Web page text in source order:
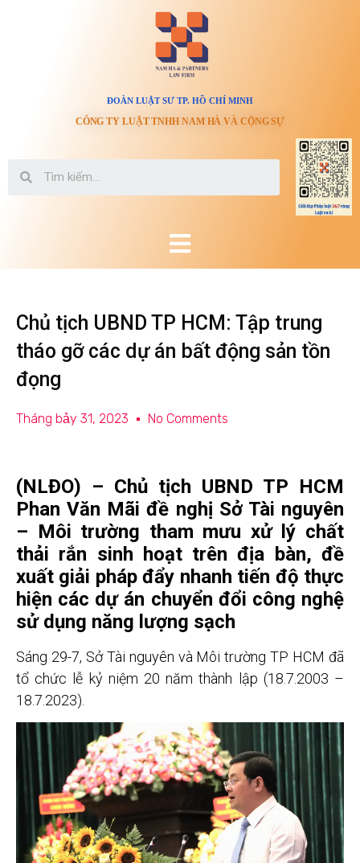
ĐOÀN LUẬT SƯ TP. HỒ CHÍ MINH
CÔNG TY LUẬT TNHH NAM HÀ VÀ CỘNG SỰ
Chủ tịch UBND TP HCM: Tập trung
tháo gỡ các dự án bất động sản tồn
đọng
Tháng bảy 31, 2023 No Comments
(NLĐO) – Chủ tịch UBND TP HCM
Phan Văn Mãi đề nghị Sở Tài nguyên
– Môi trường tham mưu xử lý chất
thải rắn sinh hoạt trên địa bàn, đề
xuất giải pháp đẩy nhanh tiến độ thực
hiện các dự án chuyển đổi công nghệ
sử dụng năng lượng sạch
Sáng 29-7, Sở Tài nguyên và Môi trường TP HCM đã
tổ chức lễ kỷ niệm 20 năm thành lập (18.7.2003 –
18.7.2023).